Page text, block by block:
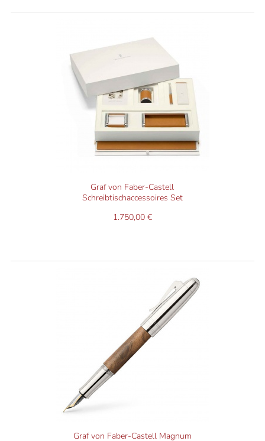
Graf von Faber-Castell
Schreibtischaccessoires Set
1.750,00 €
Graf von Faber-Castell Magnum